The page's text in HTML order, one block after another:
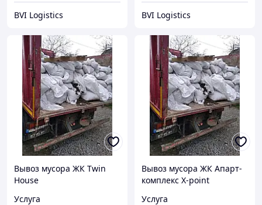
BVI Logistics BVI Logistics
Вывоз мусора ЖК Twin
House
Услуга
Вывоз мусора ЖК Апарт-
комплекс X-point
Услуга